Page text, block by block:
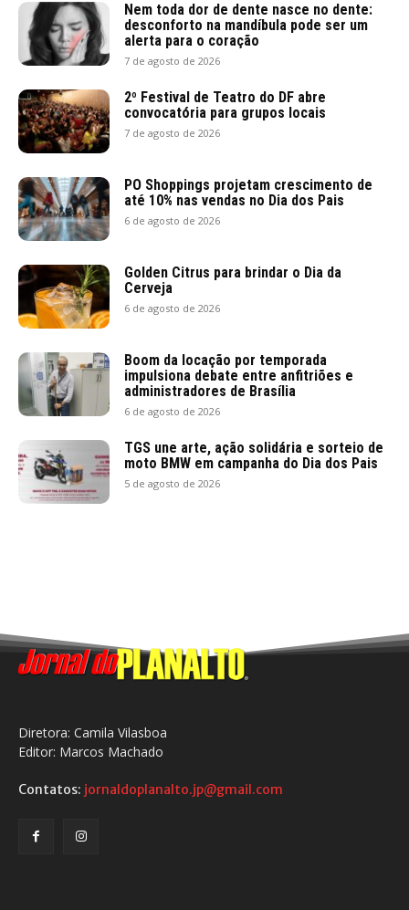
Nem toda dor de dente nasce no dente:
desconforto na mandíbula pode ser um
alerta para o coração
7 de agosto de 2026
2º Festival de Teatro do DF abre
convocatória para grupos locais
7 de agosto de 2026
PO Shoppings projetam crescimento de
até 10% nas vendas no Dia dos Pais
6 de agosto de 2026
Golden Citrus para brindar o Dia da
Cerveja
6 de agosto de 2026
Boom da locação por temporada
impulsiona debate entre anfitriões e
administradores de Brasília
6 de agosto de 2026
TGS une arte, ação solidária e sorteio de
moto BMW em campanha do Dia dos Pais
5 de agosto de 2026
Diretora: Camila Vilasboa
Editor: Marcos Machado
Contatos: jornaldoplanalto.jp@gmail.com